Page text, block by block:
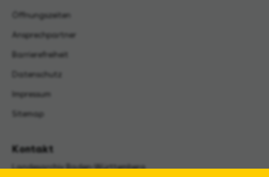
Öffnungszeiten
Ansprechpartner
Barrierefreiheit
Datenschutz
Impressum
Sitemap
Kontakt
Landesarchiv Baden-Württemberg